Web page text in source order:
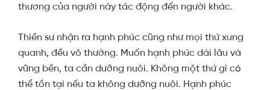
thương của người này tác động đến người khác.
Thiền sư nhận ra hạnh phúc cũng như mọi thứ xung
quanh, đều vô thường. Muốn hạnh phúc dài lâu và
vững bền, ta cần dưỡng nuôi. Không một thứ gì có
thể tồn tại nếu ta không dưỡng nuôi. Hạnh phúc